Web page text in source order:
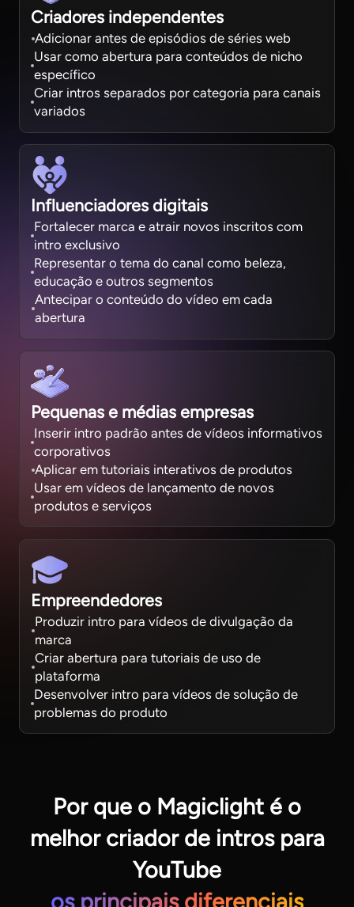
Criadores independentes
Adicionar antes de episódios de séries web
Usar como abertura para conteúdos de nicho
específico
Criar intros separados por categoria para canais
variados
Influenciadores digitais
Fortalecer marca e atrair novos inscritos com
intro exclusivo
Representar o tema do canal como beleza,
educação e outros segmentos
Antecipar o conteúdo do vídeo em cada
abertura
Pequenas e médias empresas
Inserir intro padrão antes de vídeos informativos
corporativos
Aplicar em tutoriais interativos de produtos
Usar em vídeos de lançamento de novos
produtos e serviços
Empreendedores
Produzir intro para vídeos de divulgação da
marca
Criar abertura para tutoriais de uso de
plataforma
Desenvolver intro para vídeos de solução de
problemas do produto
Por que o Magiclight é o
melhor criador de intros para
YouTube
os principais diferenciais